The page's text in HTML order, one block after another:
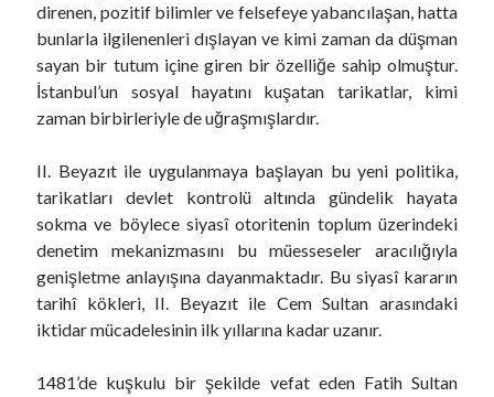
direnen, pozitif bilimler ve felsefeye yabancılaşan, hatta
bunlarla ilgilenenleri dışlayan ve kimi zaman da düşman
sayan bir tutum içine giren bir özelliğe sahip olmuştur.
İstanbul’un sosyal hayatını kuşatan tarikatlar, kimi
zaman birbirleriyle de uğraşmışlardır.
II. Beyazıt ile uygulanmaya başlayan bu yeni politika,
tarikatları devlet kontrolü altında gündelik hayata
sokma ve böylece siyasî otoritenin toplum üzerindeki
denetim mekanizmasını bu müesseseler aracılığıyla
genişletme anlayışına dayanmaktadır. Bu siyasî kararın
tarihî kökleri, II. Beyazıt ile Cem Sultan arasındaki
iktidar mücadelesinin ilk yıllarına kadar uzanır.
1481’de kuşkulu bir şekilde vefat eden Fatih Sultan